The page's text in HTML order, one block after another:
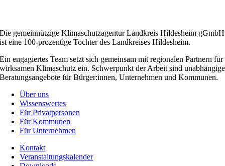
Die gemeinnützige Klimaschutzagentur Landkreis Hildesheim gGmbH
ist eine 100-prozentige Tochter des Landkreises Hildesheim.
Ein engagiertes Team setzt sich gemeinsam mit regionalen Partnern für
wirksamen Klimaschutz ein. Schwerpunkt der Arbeit sind unabhängige
Beratungsangebote für Bürger:innen, Unternehmen und Kommunen.
Über uns
Wissenswertes
Für Privatpersonen
Für Kommunen
Für Unternehmen
Kontakt
Veranstaltungskalender